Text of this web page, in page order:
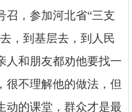
召，参加河北省“三支
，到基层去，到人民
人和朋友都劝他要找一
很不理解他的做法，但
动的课堂，群众才是最